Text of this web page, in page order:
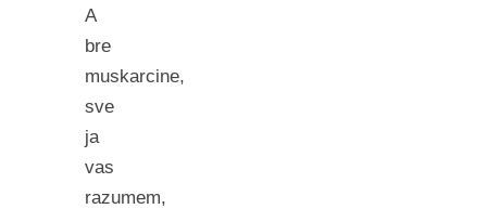
A
bre
muskarcine,
sve
ja
vas
razumem,